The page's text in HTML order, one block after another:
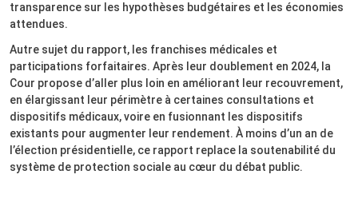
transparence sur les hypothèses budgétaires et les économies
attendues.
Autre sujet du rapport, les franchises médicales et
participations forfaitaires. Après leur doublement en 2024, la
Cour propose d’aller plus loin en améliorant leur recouvrement,
en élargissant leur périmètre à certaines consultations et
dispositifs médicaux, voire en fusionnant les dispositifs
existants pour augmenter leur rendement. À moins d’un an de
l’élection présidentielle, ce rapport replace la soutenabilité du
système de protection sociale au cœur du débat public.